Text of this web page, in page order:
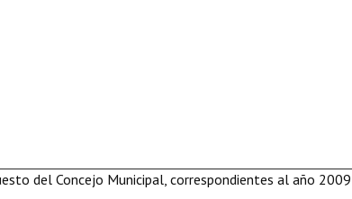
del Concejo Municipal, correspondientes al año 2009